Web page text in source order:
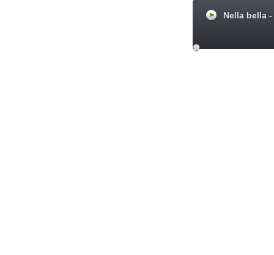
Nella bella -